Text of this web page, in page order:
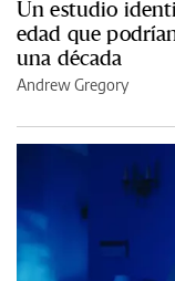
Un estudio
edad que
una década
Andrew Gregory